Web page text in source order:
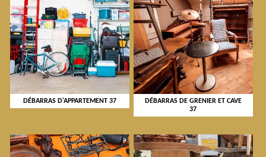
DÉBARRAS D'APPARTEMENT 37
DÉBARRAS DE GRENIER ET CAVE
37